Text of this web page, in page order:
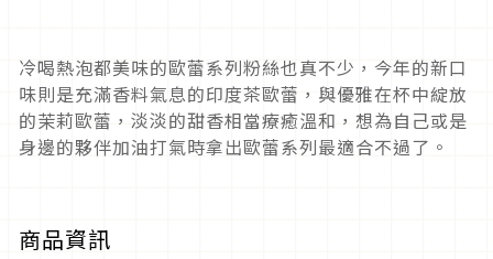
冷喝熱泡都美味的歐蕾系列粉絲也真不少，今年的新口
味則是充滿香料氣息的印度茶歐蕾，與優雅在杯中綻放
的茉莉歐蕾，淡淡的甜香相當療癒溫和，想為自己或是
身邊的夥伴加油打氣時拿出歐蕾系列最適合不過了。
商品資訊